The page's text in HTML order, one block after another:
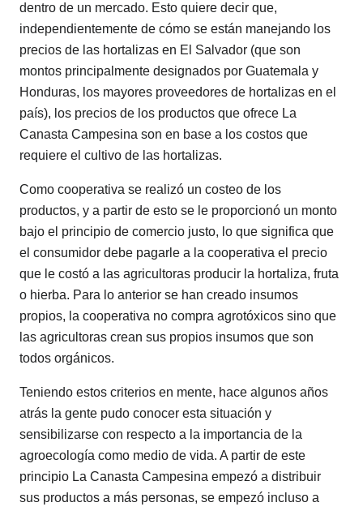
dentro de un mercado. Esto quiere decir que,
independientemente de cómo se están manejando los
precios de las hortalizas en El Salvador (que son
montos principalmente designados por Guatemala y
Honduras, los mayores proveedores de hortalizas en el
país), los precios de los productos que ofrece La
Canasta Campesina son en base a los costos que
requiere el cultivo de las hortalizas.
Como cooperativa se realizó un costeo de los
productos, y a partir de esto se le proporcionó un monto
bajo el principio de comercio justo, lo que significa que
el consumidor debe pagarle a la cooperativa el precio
que le costó a las agricultoras producir la hortaliza, fruta
o hierba. Para lo anterior se han creado insumos
propios, la cooperativa no compra agrotóxicos sino que
las agricultoras crean sus propios insumos que son
todos orgánicos.
Teniendo estos criterios en mente, hace algunos años
atrás la gente pudo conocer esta situación y
sensibilizarse con respecto a la importancia de la
agroecología como medio de vida. A partir de este
principio La Canasta Campesina empezó a distribuir
sus productos a más personas, se empezó incluso a